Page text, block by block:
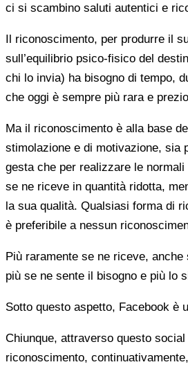
ci si scambino saluti autentici e
Il riconoscimento, per produrre il
sull’equilibrio psico-fisico del
chi lo invia) ha bisogno di tempo,
che oggi è sempre più rara e
Ma il riconoscimento è alla base
stimolazione e di motivazione, sia
gesta che per realizzare le
se ne riceve in quantità ridotta,
la sua qualità. Qualsiasi forma di
è preferibile a nessun
Più raramente se ne riceve,
più se ne sente il bisogno e più lo
Sotto questo aspetto, Facebook è
Chiunque, attraverso questo
riconoscimento,